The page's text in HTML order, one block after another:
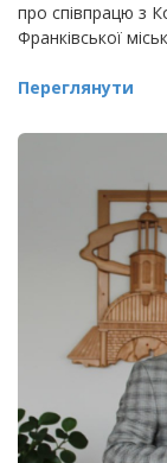
про співпрацю з
Франківської
Переглянути